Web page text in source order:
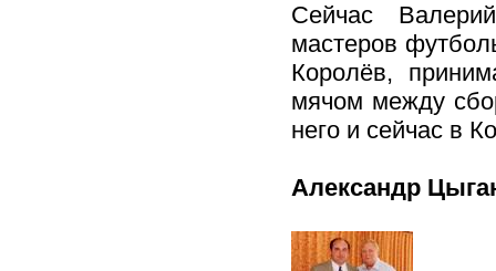
Сейчас
мастеров
Королёв,
мячом между
него и сейчас в
Александр